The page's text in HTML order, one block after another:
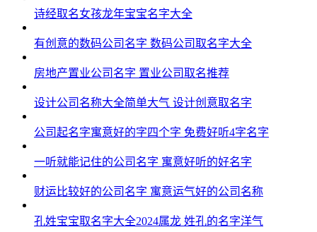
49、山立、悦梁、奇依、兆天、城鹏
50、明烨、楠赵、丽才、冬尼、朋阳
51、衡亚、浩唱、慕道、彩隽、杉群
52、翼烽、林灿、众佳、良岩、洁协
53、珹兴、昌琛、维裕、弘源、崴铠
54、捷锐、国杭、丰颖、烨信、秋君
55、飞丹、强金、恒菲、琸斯、焱贝
56、铎峰、斯喆、瀚韵、羲冠、子霆
诗经取名女孩龙年宝宝名字大全
有创意的数码公司名字 数码公司取名字大全
房地产置业公司名字 置业公司取名推荐
设计公司名称大全简单大气 设计创意取名字
公司起名字寓意好的字四个字 免费好听4字名字
一听就能记住的公司名字 寓意好听的好名字
财运比较好的公司名字 寓意运气好的公司名称
孔姓宝宝取名字大全2024属龙 姓孔的名字洋气